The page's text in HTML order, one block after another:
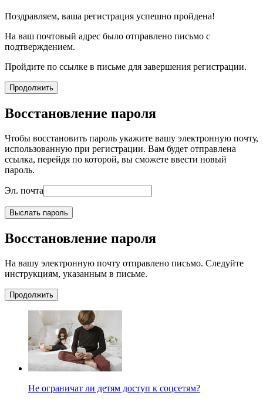
Поздравляем, ваша регистрация успешно пройдена!
На ваш почтовый адрес было отправлено письмо с
подтверждением.
Пройдите по ссылке в письме для завершения регистрации.
Продолжить
Восстановление пароля
Чтобы восстановить пароль укажите вашу электронную почту,
использованную при регистрации. Вам будет отправлена
ссылка, перейдя по которой, вы сможете ввести новый
пароль.
Эл. почта
Выслать пароль
Восстановление пароля
На вашу электронную почту отправлено письмо. Следуйте
инструкциям, указанным в письме.
Продолжить
Не ограничат ли детям доступ к соцсетям?